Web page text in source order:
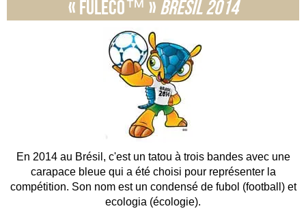
« Fuleco™ » Brésil 2014
En 2014 au Brésil, c'est un tatou à trois bandes avec une
carapace bleue qui a été choisi pour représenter la
compétition. Son nom est un condensé de fubol (football) et
ecologia (écologie).